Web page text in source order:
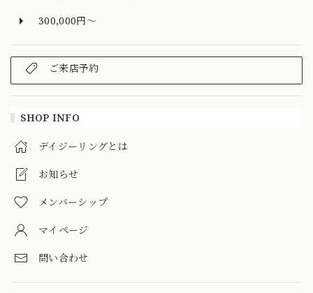
300,000円～
ご来店予約
SHOP INFO
デイジーリングとは
お知らせ
メンバーシップ
マイページ
問い合わせ